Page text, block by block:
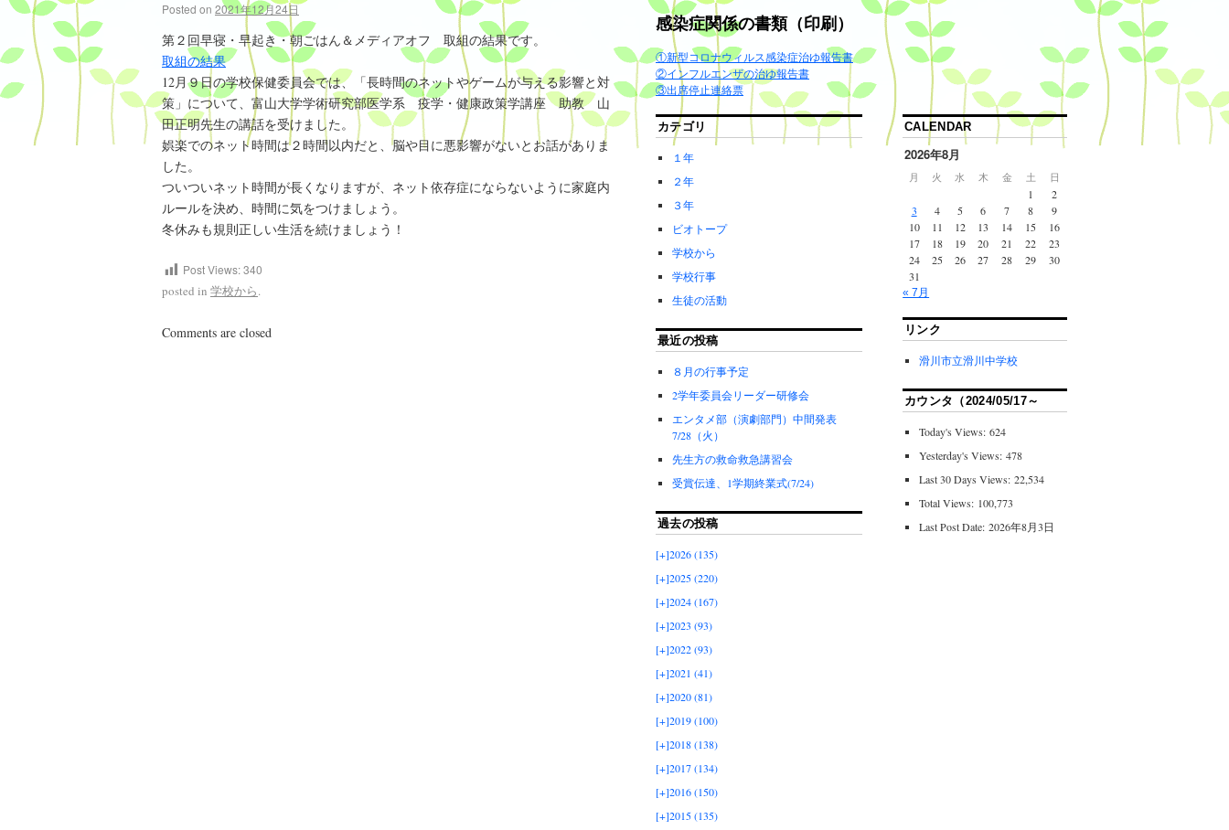
Posted on 2021年12月24日
第２回早寝・早起き・朝ごはん＆メディアオフ 取組の結果です。
取組の結果
12月９日の学校保健委員会では、「長時間のネットやゲームが与える影響と対
策」について、富山大学学術研究部医学系 疫学・健康政策学講座 助教 山
田正明先生の講話を受けました。
娯楽でのネット時間は２時間以内だと、脳や目に悪影響がないとお話がありま
した。
ついついネット時間が長くなりますが、ネット依存症にならないように家庭内
ルールを決め、時間に気をつけましょう。
冬休みも規則正しい生活を続けましょう！
Post Views:340
posted in 学校から.
Comments are closed
感染症関係の書類（印刷）
①新型コロナウィルス感染症治ゆ報告書
②インフルエンザの治ゆ報告書
③出席停止連絡票
カテゴリ
１年
２年
３年
ビオトープ
学校から
学校行事
生徒の活動
最近の投稿
８月の行事予定
2学年委員会リーダー研修会
エンタメ部（演劇部門）中間発表
7/28（火）
先生方の救命救急講習会
受賞伝達、1学期終業式(7/24)
過去の投稿
[+]2026 (135)
[+]2025 (220)
[+]2024 (167)
[+]2023 (93)
[+]2022 (93)
[+]2021 (41)
[+]2020 (81)
[+]2019 (100)
[+]2018 (138)
[+]2017 (134)
[+]2016 (150)
[+]2015 (135)
CALENDAR
2026年8月
月 火 水 木 金 土 日
1
2
3
4 5 6 7 8
9
10
11 12 13 14 15
16
17
18 19 20 21 22
23
24
25 26 27 28 29
30
31
« 7月
リンク
滑川市立滑川中学校
カウンタ（2024/05/17～
Today's Views:624
Yesterday's Views:478
Last 30 Days Views:22,534
Total Views: 100,773
Last Post Date:2026年8月3日